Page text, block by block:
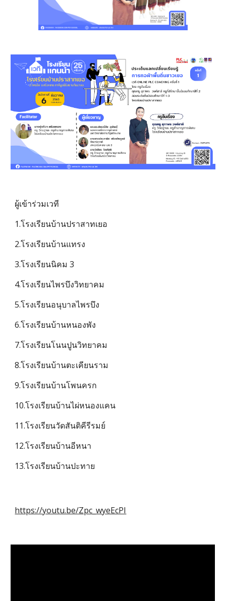
ผู้เข้าร่วมเวที
1.โรงเรียนบ้านปราสาทเยอ
2.โรงเรียนบ้านแทรง
3.โรงเรียนนิคม 3
4.โรงเรียนไพรบึงวิทยาคม
5.โรงเรียนอนุบาลไพรบึง
6.โรงเรียนบ้านหนองพัง
7.โรงเรียนโนนปูนวิทยาคม
8.โรงเรียนบ้านตะเคียนราม
9.โรงเรียนบ้านโพนครก
10.โรงเรียนบ้านไผ่หนองแคน
11.โรงเรียนวัดสันติคีรีรมย์
12.โรงเรียนบ้านอีหนา
13.โรงเรียนบ้านปะทาย
https://youtu.be/Zpc_wyeEcPI